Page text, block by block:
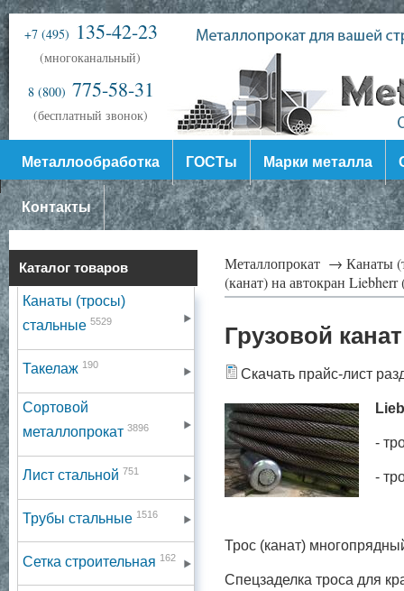
+7 (495) 135-42-23
(многоканальный)
8 (800) 775-58-31
(бесплатный звонок)
Металлообработка ГОСТы Марки металла
Контакты
Каталог товаров
Канаты (тросы)
стальные 5529
Такелаж 190
Сортовой
металлопрокат 3896
Лист стальной 751
Трубы стальные 1516
Сетка строительная 162
Металлопрокат → Канаты
(канат) на автокран
Грузовой
Скачать прайс-лист
-
-
Трос (канат)
Спецзаделка троса для